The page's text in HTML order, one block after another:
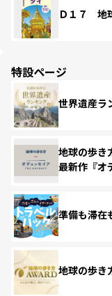
Ｄ１７ 地
特設ページ
世界遺産ラ
地球の歩き
最新作『オ
準備も滞
地球の歩き